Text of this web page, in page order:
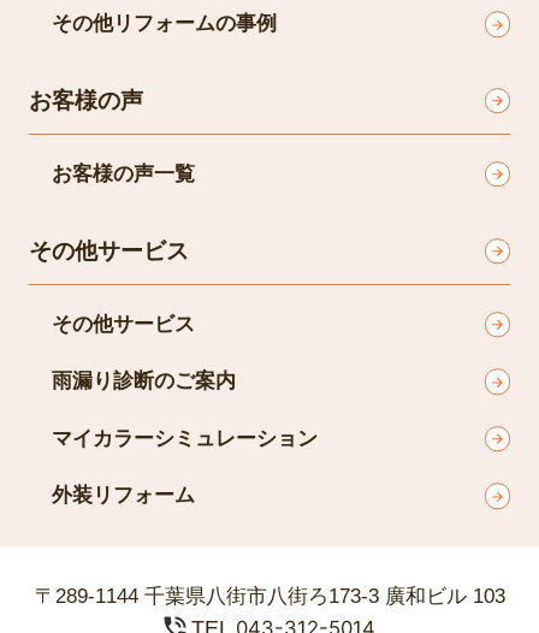
その他リフォームの事例
お客様の声
お客様の声一覧
その他サービス
その他サービス
雨漏り診断のご案内
マイカラーシミュレーション
外装リフォーム
〒289-1144 千葉県八街市八街ろ173-3 廣和ビル 103
TEL 043-312-5014